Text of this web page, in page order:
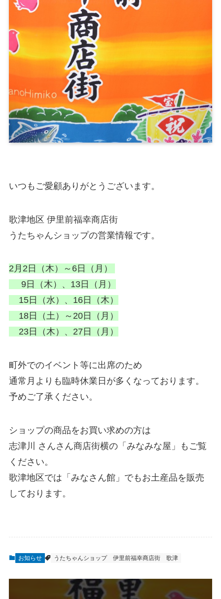
いつもご愛顧ありがとうございます。
歌津地区 伊里前福幸商店街
うたちゃんショップの営業情報です。
2月2日（木）～6日（月）
9日（木）、13日（月）
15日（水）、16日（木）
18日（土）～20日（月）
23日（木）、27日（月）
町外でのイベント等に出席のため
通常月よりも臨時休業日が多くなっております。
予めご了承ください。
ショップの商品をお買い求めの方は
志津川 さんさん商店街横の「みなみな屋」もご覧
ください。
歌津地区では「みなさん館」でもお土産品を販売
しております。
お知らせ うたちゃんショップ 伊里前福幸商店街 歌津